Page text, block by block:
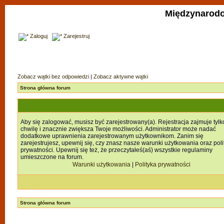
Zaloguj Zarejestruj
Zobacz wątki bez odpowiedzi | Zobacz aktywne wątki
Strona główna forum
Aby się zalogować, musisz być zarejestrowany(a). Rejestracja zajmuje
chwilę i znacznie zwiększa Twoje możliwości. Administrator może nadać
dodatkowe uprawnienia zarejestrowanym użytkownikom. Zanim się
zarejestrujesz, upewnij się, czy znasz nasze warunki użytkowania oraz
prywatności. Upewnij się też, że przeczytałeś(aś) wszystkie regulaminy
umieszczone na forum.
Warunki użytkowania| Polityka prywatności
Strona główna forum